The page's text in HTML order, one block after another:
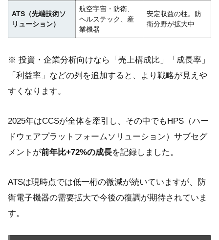
ATS（先端技術ソ
リューション）
航空宇宙・防衛、
ヘルステック、産
業機器
安定収益の柱。防
衛分野が拡大中
※ 投資・企業分析向けなら「売上構成比」「成長率」
「利益率」などの列を追加すると、より戦略が見えや
すくなります。
2025年はCCSが全体を牽引し、その中でもHPS（ハー
ドウェアプラットフォームソリューション）サブセグ
メントが前年比+72%の成長を記録しました。
ATSは現時点では低一桁の微減が続いていますが、防
衛電子機器の需要拡大で今後の復調が期待されていま
す。